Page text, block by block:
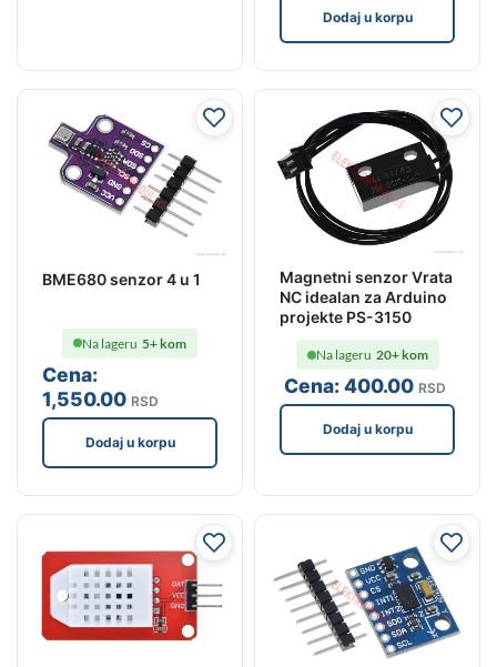
Dodaj u korpu
BME680 senzor 4 u 1
Cena:
1,550.00 RSD
Na lageru 5+ kom
Dodaj u korpu
Magnetni senzor Vrata
NC idealan za Arduino
projekte PS-3150
Cena:400.00 RSD
Na lageru 20+ kom
Dodaj u korpu